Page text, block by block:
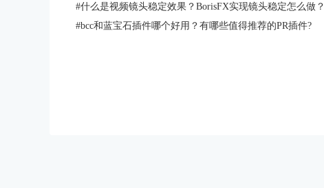
#什么是视频镜头稳定效果？BorisFX实现镜头稳定怎么做？
#bcc和蓝宝石插件哪个好用？有哪些值得推荐的PR插件?